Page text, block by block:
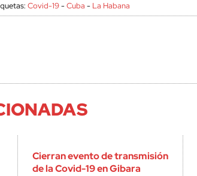
Covid-19-Cuba - La Habana
Cierran evento de transmisión
de la Covid-19 en Gibara